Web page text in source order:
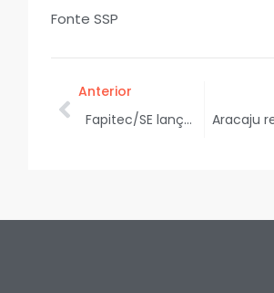
Fonte SSP
Anterior
Fapitec/SE lança edital de apoio a pós-doutorado com investimento